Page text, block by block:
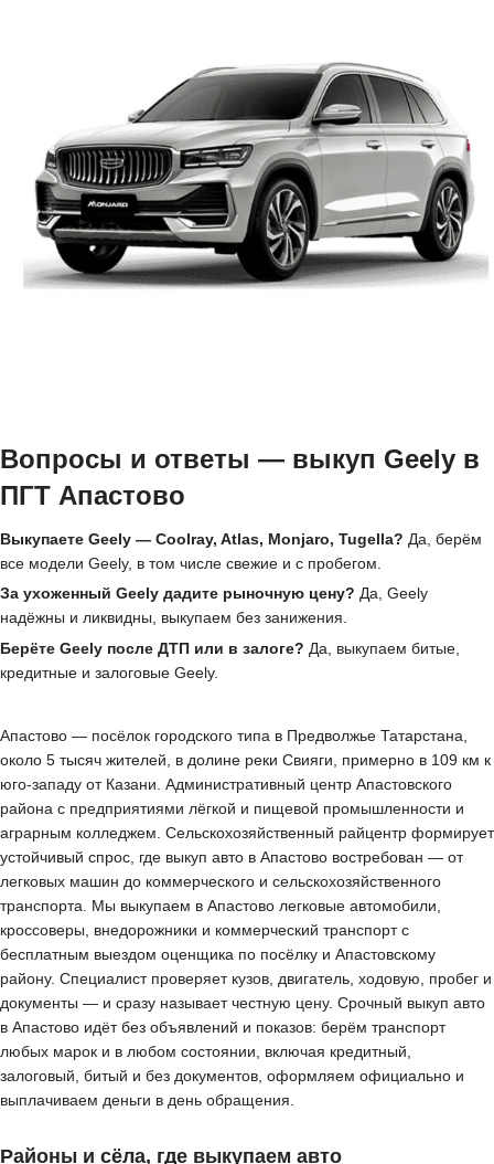
Вопросы и ответы — выкуп Geely в
ПГТ Апастово
Выкупаете Geely — Coolray, Atlas, Monjaro, Tugella? Да, берём
все модели Geely, в том числе свежие и с пробегом.
За ухоженный Geely дадите рыночную цену? Да, Geely
надёжны и ликвидны, выкупаем без занижения.
Берёте Geely после ДТП или в залоге? Да, выкупаем битые,
кредитные и залоговые Geely.
Апастово — посёлок городского типа в Предволжье Татарстана,
около 5 тысяч жителей, в долине реки Свияги, примерно в 109 км к
юго-западу от Казани. Административный центр Апастовского
района с предприятиями лёгкой и пищевой промышленности и
аграрным колледжем. Сельскохозяйственный райцентр формирует
устойчивый спрос, где выкуп авто в Апастово востребован — от
легковых машин до коммерческого и сельскохозяйственного
транспорта. Мы выкупаем в Апастово легковые автомобили,
кроссоверы, внедорожники и коммерческий транспорт с
бесплатным выездом оценщика по посёлку и Апастовскому
району. Специалист проверяет кузов, двигатель, ходовую, пробег и
документы — и сразу называет честную цену. Срочный выкуп авто
в Апастово идёт без объявлений и показов: берём транспорт
любых марок и в любом состоянии, включая кредитный,
залоговый, битый и без документов, оформляем официально и
выплачиваем деньги в день обращения.
Районы и сёла, где выкупаем авто